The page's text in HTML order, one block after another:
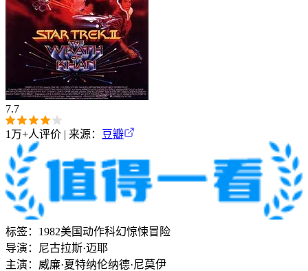
7.7
1万+人评价 | 来源： 豆瓣
标签： 1982美国动作科幻惊悚冒险
导演：
尼古拉斯·迈耶
主演： 威廉·夏特纳伦纳德·尼莫伊